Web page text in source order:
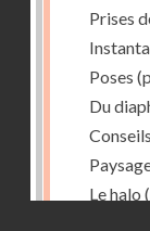
Prises
Poses
Du
Le halo